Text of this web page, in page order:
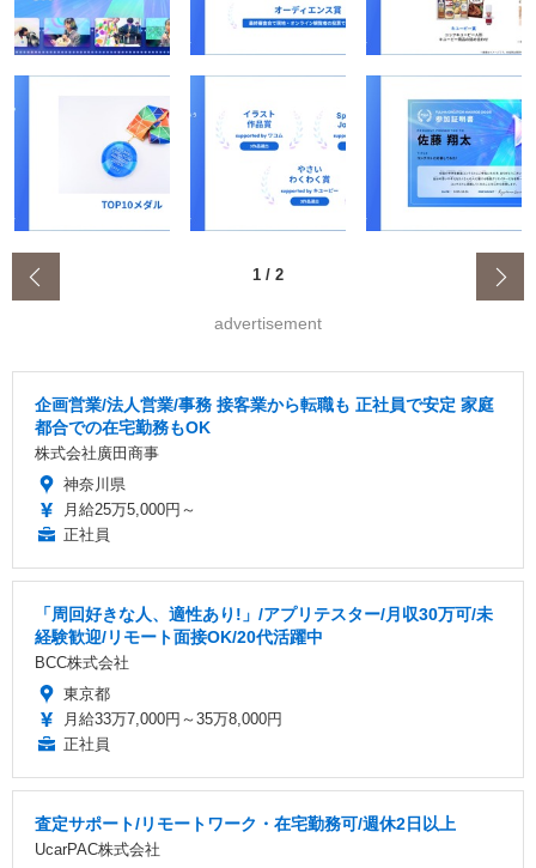
1 / 2
advertisement
企画営業/法人営業/事務 接客業から転職も 正社員で安定 家庭
都合での在宅勤務もOK
株式会社廣田商事
神奈川県
月給25万5,000円～
正社員
「周回好きな人、適性あり!」/アプリテスター/月収30万可/未
経験歓迎/リモート面接OK/20代活躍中
BCC株式会社
東京都
月給33万7,000円～35万8,000円
正社員
査定サポート/リモートワーク・在宅勤務可/週休2日以上
UcarPAC株式会社